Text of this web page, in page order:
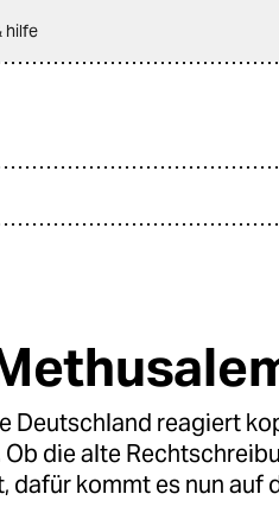
hilfe
Deutschland reagiert
Ob die alte
dafür kommt es nun auf